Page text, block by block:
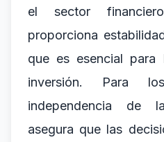
el sector
proporciona
que es esencial
inversión. Para
independencia de
asegura que las